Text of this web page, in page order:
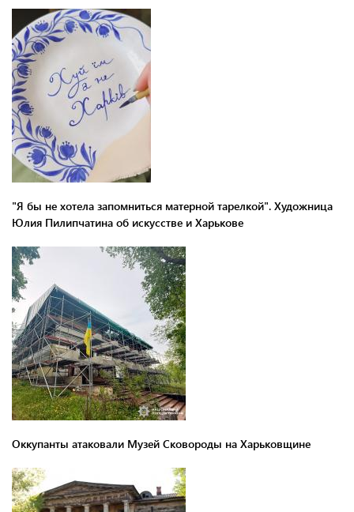
"Я бы не хотела запомниться матерной тарелкой". Художница
Юлия Пилипчатина об искусстве и Харькове
Оккупанты атаковали Музей Сковороды на Харьковщине